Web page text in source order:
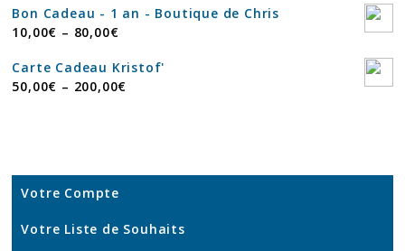
Bon Cadeau - 1 an - Boutique de Chris
10,00€ – 80,00€
Carte Cadeau Kristof'
50,00€ – 200,00€
Votre Compte
Votre Liste de Souhaits